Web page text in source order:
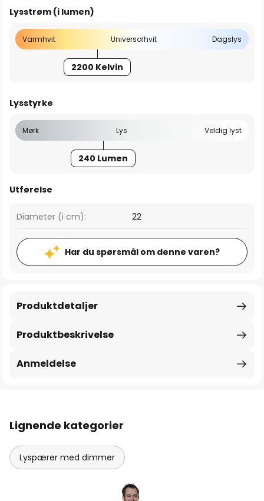
Lysstrøm (i lumen)
Varmhvit Universalhvit Dagslys
2200 Kelvin
Lysstyrke
Mørk Lys Veldig lyst
240 Lumen
Utførelse
Diameter (i cm): 22
Har du spørsmål om denne varen?
Produktbeskrivelse
Produktdetaljer
Anmeldelse
Lignende kategorier
Lyspærer med dimmer